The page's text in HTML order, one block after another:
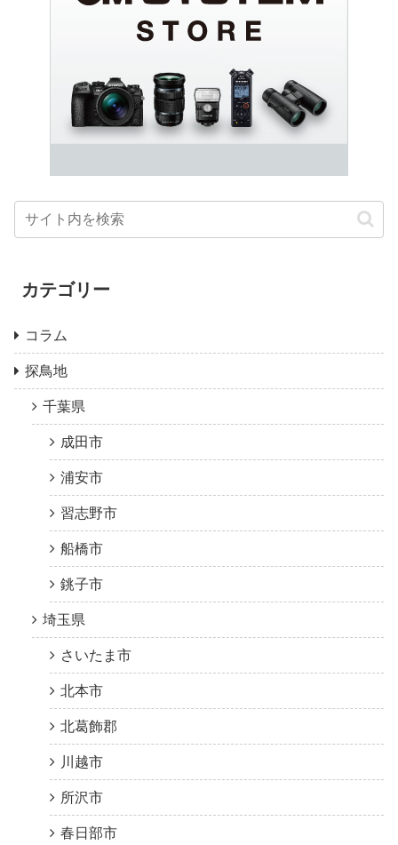
カテゴリー
コラム
探鳥地
千葉県
成田市
浦安市
習志野市
船橋市
銚子市
埼玉県
さいたま市
北本市
北葛飾郡
川越市
所沢市
春日部市